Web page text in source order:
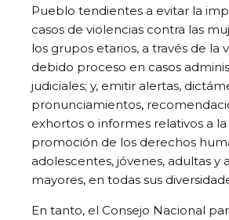
Pueblo tendientes a evitar la
casos de violencias contra las
los grupos etarios, a través de la
debido proceso en casos
judiciales; y, emitir alertas,
pronunciamientos,
exhortos o informes relativos a
promoción de los derechos
adolescentes, jóvenes, adultas y
mayores, en todas sus
En tanto, el Consejo Nacional